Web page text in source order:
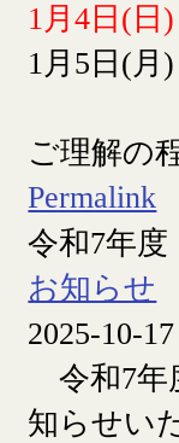
1月4日(
1月5日(
ご理解の
Permalink
令和7年
お知らせ
2025-10-17
令和7年
知らせい